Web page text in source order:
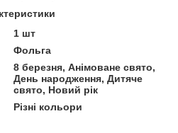
1 шт
Фольга
8 березня, Анімоване свято,
День народження, Дитяче
свято, Новий рік
Різні кольори